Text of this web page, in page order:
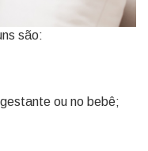
são:
ou no bebê;